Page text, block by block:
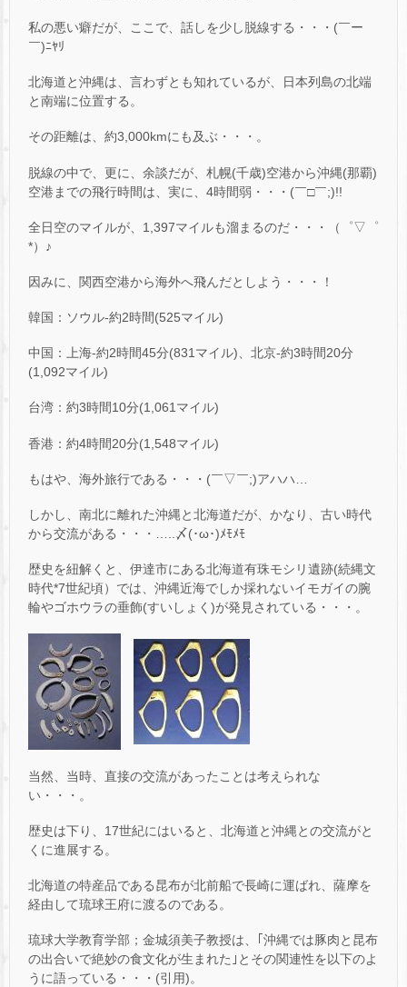
私の悪い癖だが、ここで、話しを少し脱線する・・・(￣ー
￣)ﾆﾔﾘ
北海道と沖縄は、言わずとも知れているが、日本列島の北端
と南端に位置する。
その距離は、約3,000kmにも及ぶ・・・。
脱線の中で、更に、余談だが、札幌(千歳)空港から沖縄(那覇)
空港までの飛行時間は、実に、4時間弱・・・(￣□￣;)!!
全日空のマイルが、1,397マイルも溜まるのだ・・・（゜▽゜
*）♪
因みに、関西空港から海外へ飛んだとしよう・・・！
韓国：ソウル-約2時間(525マイル)
中国：上海-約2時間45分(831マイル)、北京-約3時間20分
(1,092マイル)
台湾：約3時間10分(1,061マイル)
香港：約4時間20分(1,548マイル)
もはや、海外旅行である・・・(￣▽￣;)アハハ…
しかし、南北に離れた沖縄と北海道だが、かなり、古い時代
から交流がある・・・…..〆(･ω･)ﾒﾓﾒﾓ
歴史を紐解くと、伊達市にある北海道有珠モシリ遺跡(続縄文
時代*7世紀頃）では、沖縄近海でしか採れないイモガイの腕
輪やゴホウラの垂飾(すいしょく)が発見されている・・・。
当然、当時、直接の交流があったことは考えられな
い・・・。
歴史は下り、17世紀にはいると、北海道と沖縄との交流がと
くに進展する。
北海道の特産品である昆布が北前船で長崎に運ばれ、薩摩を
経由して琉球王府に渡るのである。
琉球大学教育学部；金城須美子教授は、｢沖縄では豚肉と昆布
の出合いで絶妙の食文化が生まれた｣とその関連性を以下のよ
うに語っている・・・(引用)。